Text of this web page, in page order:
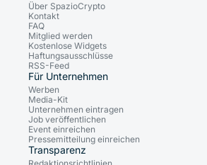
Über SpazioCrypto
Kontakt
FAQ
Mitglied werden
Kostenlose Widgets
Haftungsausschlüsse
RSS-Feed
Für Unternehmen
Werben
Media-Kit
Unternehmen eintragen
Job veröffentlichen
Event einreichen
Pressemitteilung einreichen
Transparenz